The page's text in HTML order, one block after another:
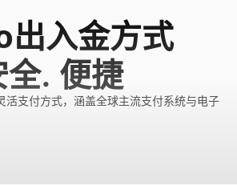
入金方式
. 便捷
支付方式，涵盖全球主流支付系统与电子